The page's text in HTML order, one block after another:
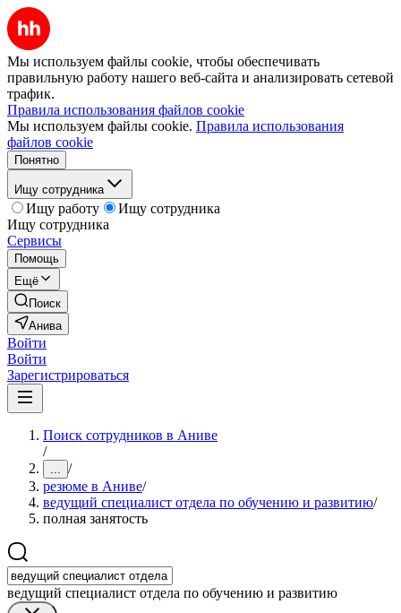
Мы используем файлы cookie, чтобы обеспечивать
правильную работу нашего веб-сайта и анализировать сетевой
трафик.
Правила использования файлов cookie
Мы используем файлы cookie. Правила использования
файлов cookie
Понятно
Ищу сотрудника
Ищу работу
Ищу сотрудника
Ищу сотрудника
Сервисы
Помощь
Ещё
Поиск
Анива
Войти
Войти
Зарегистрироваться
Поиск сотрудников в Аниве
/
... /
резюме в Аниве/
ведущий специалист отдела по обучению и развитию/
полная занятость
ведущий специалист отдела по обучению и развитию